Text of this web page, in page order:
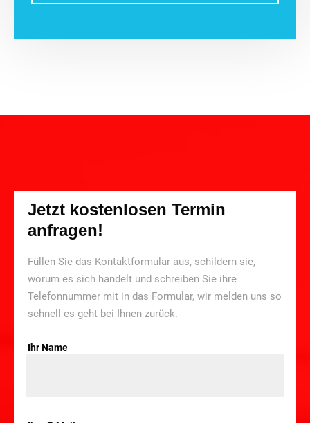
Jetzt kostenlosen Termin
anfragen!
Füllen Sie das Kontaktformular aus, schildern sie,
worum es sich handelt und schreiben Sie ihre
Telefonnummer mit in das Formular, wir melden uns so
schnell es geht bei Ihnen zurück.
Ihr Name